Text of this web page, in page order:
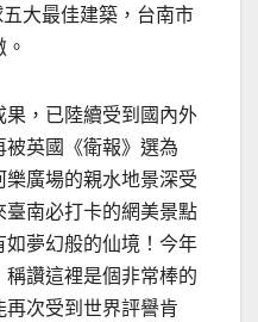
大最佳建築，台南市
，已陸續受到國內外
英國《衛報》選為
樂廣場的親水地景深受
南必打卡的網美景點
夢幻般的仙境！今年
讚這裡是個非常棒的
次受到世界評譽肯